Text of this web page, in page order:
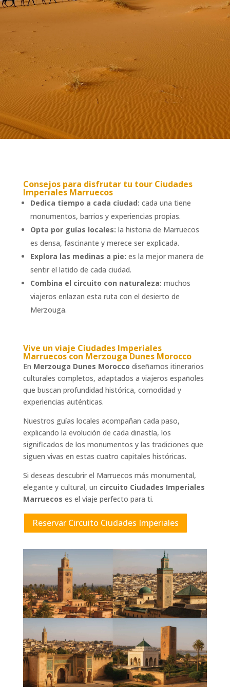
Consejos para disfrutar tu tour Ciudades
Imperiales Marruecos
Dedica tiempo a cada ciudad: cada una tiene
monumentos, barrios y experiencias propias.
Opta por guías locales: la historia de Marruecos
es densa, fascinante y merece ser explicada.
Explora las medinas a pie: es la mejor manera de
sentir el latido de cada ciudad.
Combina el circuito con naturaleza: muchos
viajeros enlazan esta ruta con el desierto de
Merzouga.
Vive un viaje Ciudades Imperiales
Marruecoscon Merzouga Dunes Morocco
En Merzouga Dunes Morocco diseñamos itinerarios
culturales completos, adaptados a viajeros españoles
que buscan profundidad histórica, comodidad y
experiencias auténticas.
Nuestros guías locales acompañan cada paso,
explicando la evolución de cada dinastía, los
significados de los monumentos y las tradiciones que
siguen vivas en estas cuatro capitales históricas.
Si deseas descubrir el Marruecos más monumental,
elegante y cultural, un circuito Ciudades Imperiales
Marruecos es el viaje perfecto para ti.
Reservar Circuito Ciudades Imperiales